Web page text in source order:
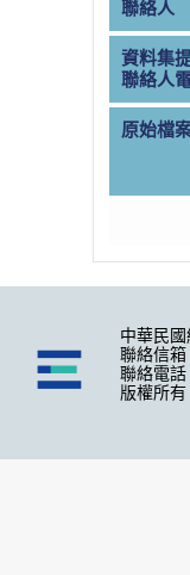
聯絡人
資料集
聯絡人
原始檔
中華民
聯絡信箱
聯絡電
版權所